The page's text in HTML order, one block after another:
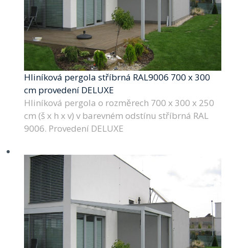
Hliníková pergola stříbrná RAL9006 700 x 300
cm provedení DELUXE
Hliníková pergola o rozměrech 700 x 300 x 250
cm (š x h x v) v barevném odstínu stříbrná RAL
9006. Provedení DELUXE